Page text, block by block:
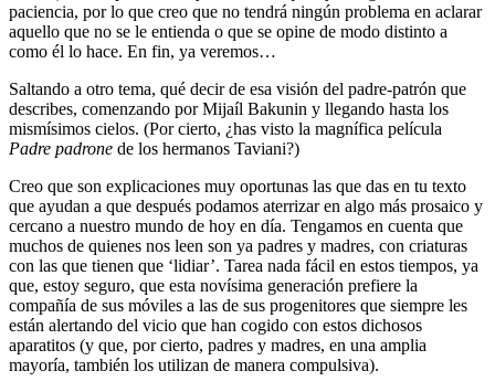
paciencia, por lo que creo que no tendrá ningún problema en aclarar
aquello que no se le entienda o que se opine de modo distinto a
como él lo hace. En fin, ya veremos…
Saltando a otro tema, qué decir de esa visión del padre-patrón que
describes, comenzando por Mijaíl Bakunin y llegando hasta los
mismísimos cielos. (Por cierto, ¿has visto la magnífica película
Padre padrone de los hermanos Taviani?)
Creo que son explicaciones muy oportunas las que das en tu texto
que ayudan a que después podamos aterrizar en algo más prosaico y
cercano a nuestro mundo de hoy en día. Tengamos en cuenta que
muchos de quienes nos leen son ya padres y madres, con criaturas
con las que tienen que ‘lidiar’. Tarea nada fácil en estos tiempos, ya
que, estoy seguro, que esta novísima generación prefiere la
compañía de sus móviles a las de sus progenitores que siempre les
están alertando del vicio que han cogido con estos dichosos
aparatitos (y que, por cierto, padres y madres, en una amplia
mayoría, también los utilizan de manera compulsiva).